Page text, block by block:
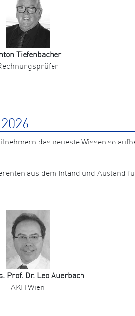
Tiefenbacher
das neueste Wissen so
aus dem Inland und Ausland
Prof. Dr. Leo Auerbach
AKH Wien